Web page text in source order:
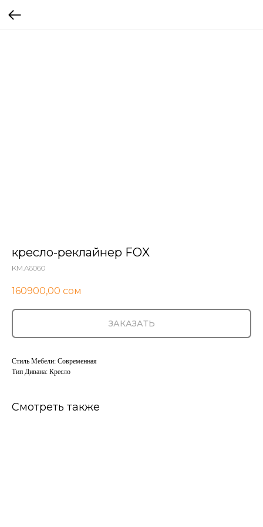
кресло-реклайнер FOX
KM.A6060
160900,00 сом
ЗАКАЗАТЬ
Стиль Мебели: Современная
Тип Дивана: Кресло
Смотреть также